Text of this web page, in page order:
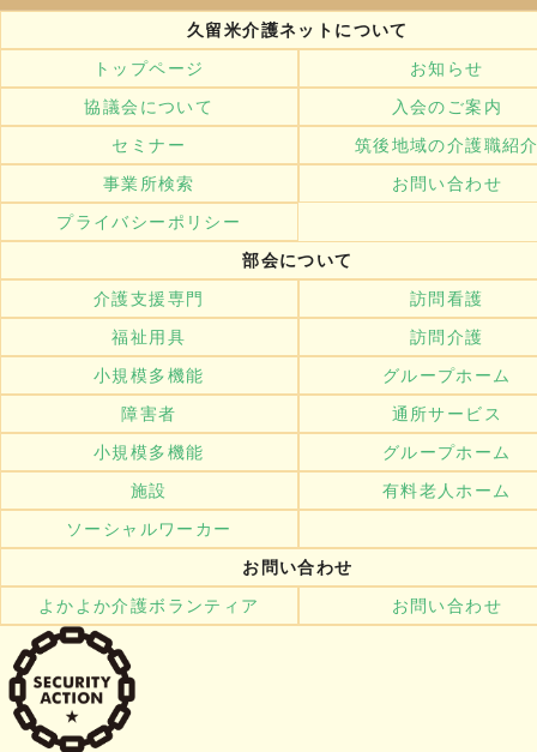
久留米介護ネットについて
トップページ
お知らせ
協議会について
入会のご案内
セミナー
筑後地域の介護職紹
事業所検索
お問い合わせ
プライバシーポリシー
部会について
介護支援専門
訪問看護
福祉用具
訪問介護
小規模多機能
グループホーム
障害者
通所サービス
小規模多機能
グループホーム
施設
有料老人ホーム
ソーシャルワーカー
お問い合わせ
よかよか介護ボランティア
お問い合わせ